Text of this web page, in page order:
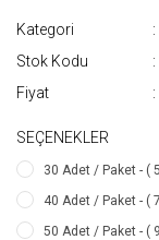
Kategori
Stok Kodu
Fiyat
SEÇENEKLER
30 Adet / Paket - (
40 Adet / Paket - (
50 Adet / Paket - (